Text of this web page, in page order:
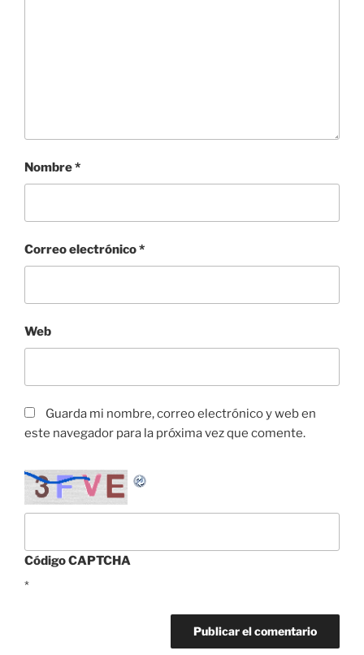
Nombre*
Correo electrónico*
Web
Guarda mi nombre, correo electrónico y web en
este navegador para la próxima vez que comente.
Código CAPTCHA
*